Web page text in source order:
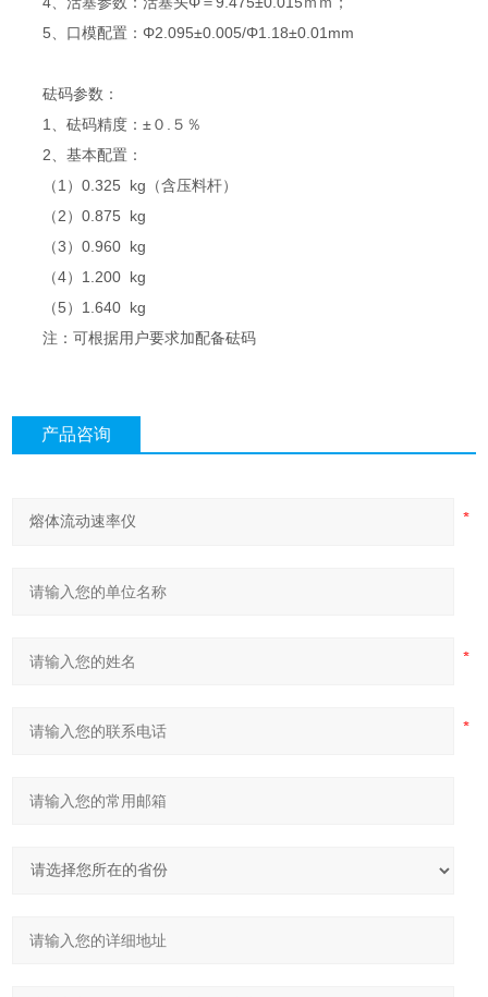
5、口模配置：Φ2.095±0.005/Φ1.18±0.01mm
砝码参数：
1、砝码精度：±０.５％
2、基本配置：
（1）0.325 kg（含压料杆）
（2）0.875 kg
（3）0.960 kg
（4）1.200 kg
（5）1.640 kg
注：可根据用户要求加配备砝码
产品咨询